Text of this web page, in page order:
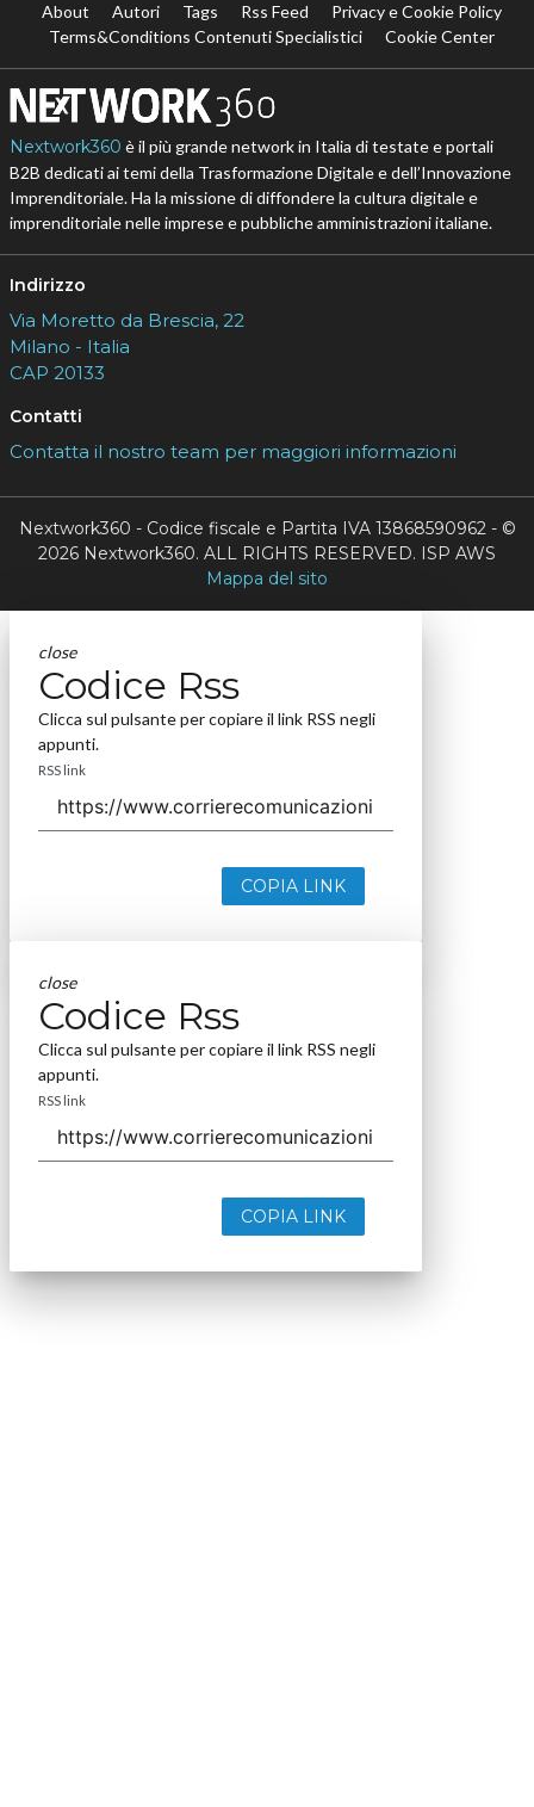
About Autori Tags Rss Feed
Privacy e Cookie Policy
Terms&Conditions Contenuti Specialistici
Cookie Center
Nextwork360 è il più grande network in Italia di testate e portali
B2B dedicati ai temi della Trasformazione Digitale e dell’Innovazione
Imprenditoriale. Ha la missione di diffondere la cultura digitale e
imprenditoriale nelle imprese e pubbliche amministrazioni italiane.
Indirizzo
Via Moretto da Brescia, 22
Milano - Italia
CAP 20133
Contatti
Contatta il nostro team per maggiori informazioni
Nextwork360 - Codice fiscale e Partita IVA 13868590962 - ©
2026 Nextwork360. ALL RIGHTS RESERVED. ISP AWS
Mappa del sito
close
Codice Rss
Clicca sul pulsante per copiare il link RSS negli
appunti.
RSS link
COPIA LINK
close
Codice Rss
Clicca sul pulsante per copiare il link RSS negli
appunti.
RSS link
COPIA LINK